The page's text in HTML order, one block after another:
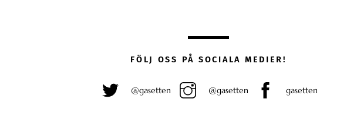
FÖLJ OSS PÅ SOCIALA MEDIER!
@gasetten @gasetten gasetten